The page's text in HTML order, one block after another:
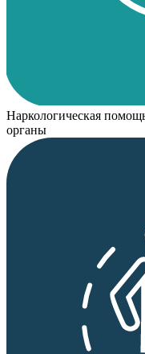
Наркологическая
органы